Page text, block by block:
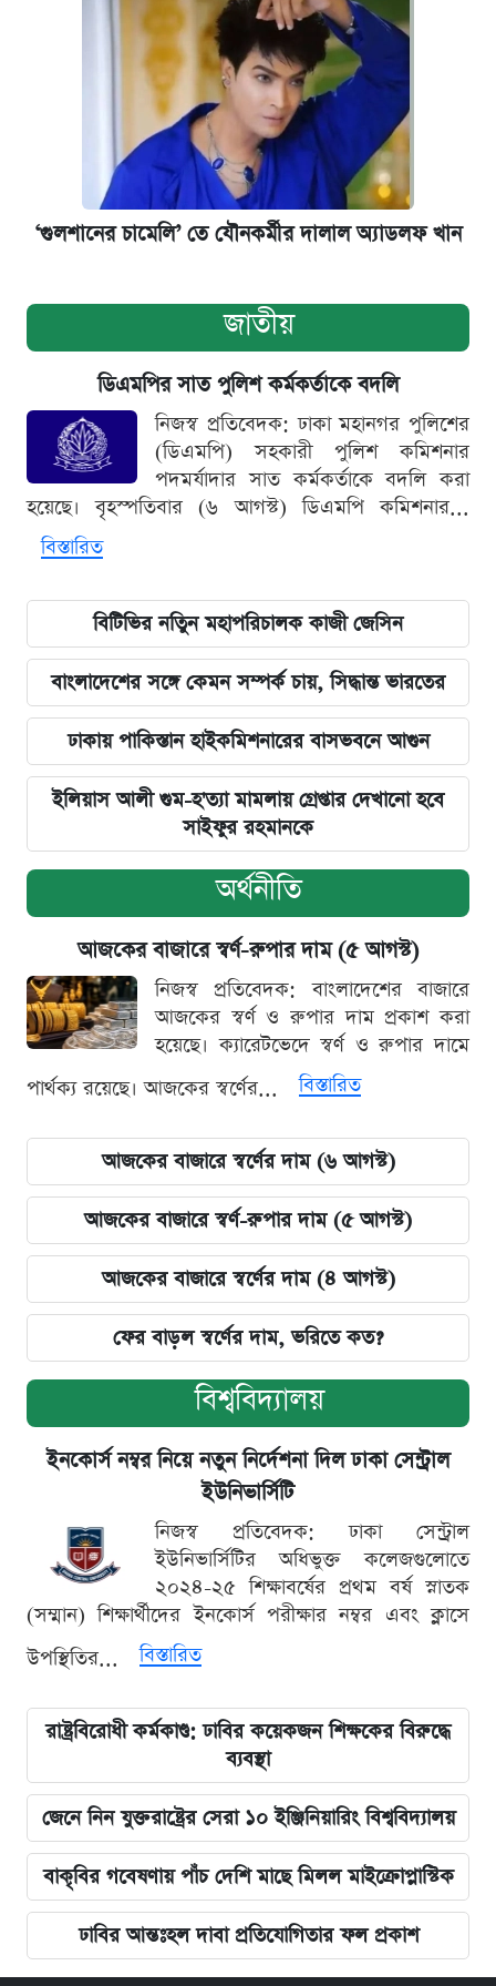
‘গুলশানের চামেলি’ তে যৌনকর্মীর দালাল অ্যাডলফ খান
জাতীয়
ডিএমপির সাত পুলিশ কর্মকর্তাকে বদলি
নিজস্ব প্রতিবেদক: ঢাকা মহানগর পুলিশের
(ডিএমপি) সহকারী পুলিশ কমিশনার
পদমর্যাদার সাত কর্মকর্তাকে বদলি করা
হয়েছে। বৃহস্পতিবার (৬ আগস্ট) ডিএমপি কমিশনার...
বিস্তারিত
বিটিভির নতিুন মহাপরিচালক কাজী জেসিন
বাংলাদেশের সঙ্গে কেমন সম্পর্ক চায়, সিদ্ধান্ত ভারতের
ঢাকায় পাকিস্তান হাইকমিশনারের বাসভবনে আগুন
ইলিয়াস আলী গুম-হ'ত্যা মামলায় গ্রেপ্তার দেখানো হবে
সাইফুর রহমানকে
অর্থনীতি
আজকের বাজারে স্বর্ণ-রুপার দাম (৫ আগস্ট)
নিজস্ব প্রতিবেদক: বাংলাদেশের বাজারে
আজকের স্বর্ণ ও রুপার দাম প্রকাশ করা
হয়েছে। ক্যারেটভেদে স্বর্ণ ও রুপার দামে
পার্থক্য রয়েছে। আজকের স্বর্ণের...
বিস্তারিত
আজকের বাজারে স্বর্ণের দাম (৬ আগস্ট)
আজকের বাজারে স্বর্ণ-রুপার দাম (৫ আগস্ট)
আজকের বাজারে স্বর্ণের দাম (৪ আগস্ট)
ফের বাড়ল স্বর্ণের দাম, ভরিতে কত?
বিশ্ববিদ্যালয়
ইনকোর্স নম্বর নিয়ে নতুন নির্দেশনা দিল ঢাকা সেন্ট্রাল
ইউনিভার্সিটি
নিজস্ব প্রতিবেদক: ঢাকা সেন্ট্রাল
ইউনিভার্সিটির অধিভুক্ত কলেজগুলোতে
২০২৪-২৫ শিক্ষাবর্ষের প্রথম বর্ষ স্নাতক
(সম্মান) শিক্ষার্থীদের ইনকোর্স পরীক্ষার নম্বর এবং ক্লাসে
উপস্থিতির...
বিস্তারিত
রাষ্ট্রবিরোধী কর্মকাণ্ড: ঢাবির কয়েকজন শিক্ষকের বিরুদ্ধে
ব্যবস্থা
জেনে নিন যুক্তরাষ্ট্রের সেরা ১০ ইঞ্জিনিয়ারিং বিশ্ববিদ্যালয়
বাকৃবির গবেষণায় পাঁচ দেশি মাছে মিলল মাইক্রোপ্লাস্টিক
ঢাবির আন্তঃহল দাবা প্রতিযোগিতার ফল প্রকাশ